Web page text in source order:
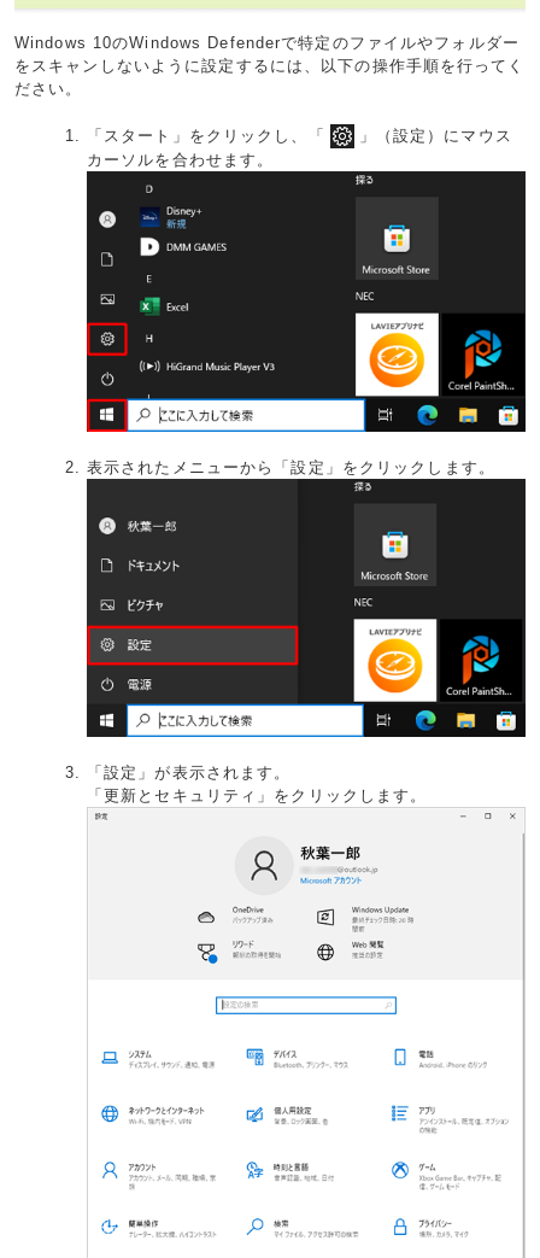
Windows 10のWindows Defenderで特定のファイルやフォルダー
をスキャンしないように設定するには、以下の操作手順を行ってく
ださい。
「スタート」をクリックし、「
」（設定）にマウス
カーソルを合わせます。
表示されたメニューから「設定」をクリックします。
「設定」が表示されます。
「更新とセキュリティ」をクリックします。